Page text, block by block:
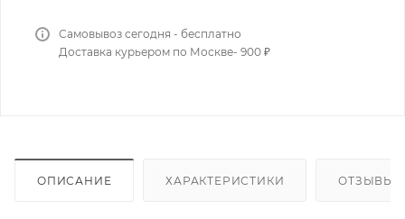
Самовывоз сегодня - бесплатно
Доставка курьером по Москве- 900 ₽
ОПИСАНИЕ ХАРАКТЕРИСТИКИ ОТЗЫВЫ